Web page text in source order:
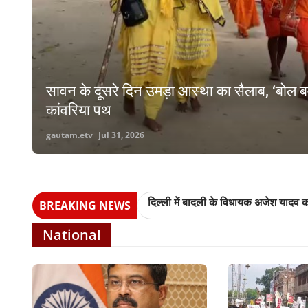
विश्व मानव व्यापार निषेध दिवस पर भारत-नेपाल
मानव तस्करी रोकने का लिया संकल्प
gautam.etv Jul 31, 2026
BREAKING NEWS दिल्ली में बादली के विधायक अजेश यादव
National